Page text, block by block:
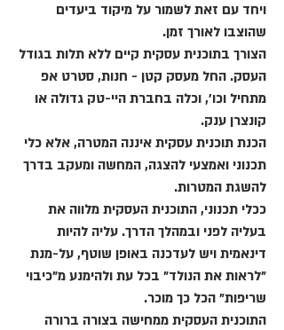
ויחד עם זאת לשמור על מיקוד ביעדים
שהוצבו לאורך זמן.
הצורך בתוכנית עסקית קיים ללא תלות בגודל
העסק. החל מעסק קטן - חנות, סטרט אפ
מתחיל וכו', וכלה בחברת היי-טק גדולה או
קונצרן ענק.
הכנת תוכנית עסקית איננה המטרה, אלא כלי
תכנוני ואמצעי להצגה, המחשה ומעקב בדרך
להשגת המטרות.
ככלי תכנוני, התוכנית העסקית מלווה את
בעליה לפני ובמהלך הדרך. עליה להיות
דינאמית ויש לעדכנה באופן שוטף, על-מנת
"לראות את הנולד" בכל עת ולהימנע מ"כיבוי
שריפות" הכל כך מוכר.
התוכנית העסקית ממחישה בצורה ברורה